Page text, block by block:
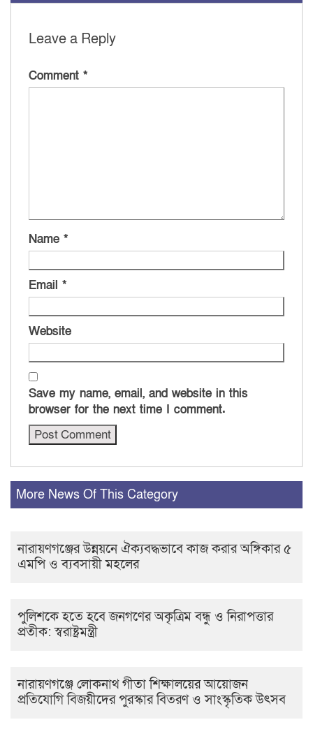
Leave a Reply
Comment *
Name *
Email *
Website
Save my name, email, and website in this
browser for the next time I comment.
More News Of This Category
নারায়ণগঞ্জের উন্নয়নে ঐক্যবদ্ধভাবে কাজ করার অঙ্গিকার ৫
এমপি ও ব্যবসায়ী মহলের
পুলিশকে হতে হবে জনগণের অকৃত্রিম বন্ধু ও নিরাপত্তার
প্রতীক: স্বরাষ্ট্রমন্ত্রী
নারায়ণগঞ্জে লোকনাথ গীতা শিক্ষালয়ের আয়োজন
প্রতিযোগি বিজয়ীদের পুরস্কার বিতরণ ও সাংস্কৃতিক উৎসব